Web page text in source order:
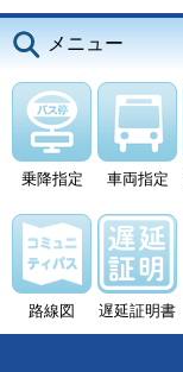
メニュー
乗降指定 車両指定
路線図 遅延証明書